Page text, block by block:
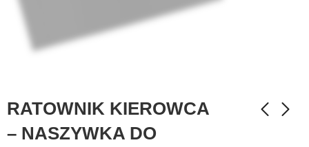
RATOWNIK KIEROWCA
– NASZYWKA DO